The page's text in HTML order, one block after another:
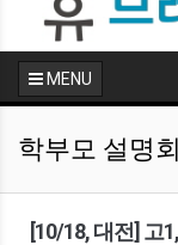
MENU
학부모 설명회
[10/18, 대전] 고